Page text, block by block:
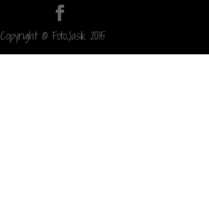
Copyright © FotoJasik 2015